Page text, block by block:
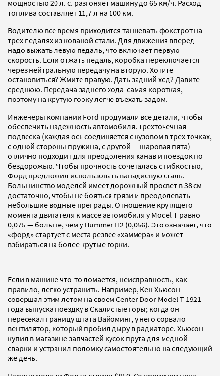
мощностью 20 л. с. разгоняет машину до 65 км/ч. Расход
топлива составляет 11,7 л на 100 км.
Водителю все время приходится танцевать фокстрот на
трех педалях из кованой стали. Для движения вперед
надо выжать левую педаль, что включает первую
скорость. Если отжать педаль, коробка переключается
через нейтральную передачу на вторую. Хотите
остановиться? Жмите правую. Дать задний ход? Давите
среднюю. Передача заднего хода самая короткая,
поэтому на крутую горку легче въехать задом.
Инженеры компании Ford продумали все детали, чтобы
обеспечить надежность автомобиля. Трехточечная
подвеска (каждая ось соединяется с кузовом в трех точках,
с одной стороны пружина, с другой — шаровая пята)
отлично подходит для преодоления канав и поездок по
бездорожью. Чтобы прочность сочеталась с гибкостью,
Форд предложил использовать ванадиевую сталь.
Большинство моделей имеет дорожный просвет в 38 см —
достаточно, чтобы не бояться грязи и преодолевать
небольшие водные преграды. Отношение крутящего
момента двигателя к массе автомобиля у Model T равно
0,075 — больше, чем у Hummer H2 (0,056). Это означает, что
«форд» стартует с места резвее «хаммера» и может
взбираться на более крутые горки.
Если в машине что-то ломается, неисправность, как
правило, легко устранить. Например, Кен Хьюсон
совершал этим летом на своем Center Door Model T 1921
года выпуска поездку в Скалистые горы; когда он
пересекал границу штата Вайоминг, у него сорвало
вентилятор, который пробил дыру в радиаторе. Хьюсон
купил в магазине запчастей кусок прута для медной
сварки и устранил поломку самостоятельно на следующий
же день.